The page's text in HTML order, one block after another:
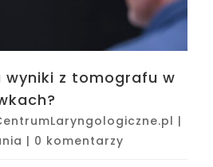
wyniki z tomografu w
|
| 0 komentarzy